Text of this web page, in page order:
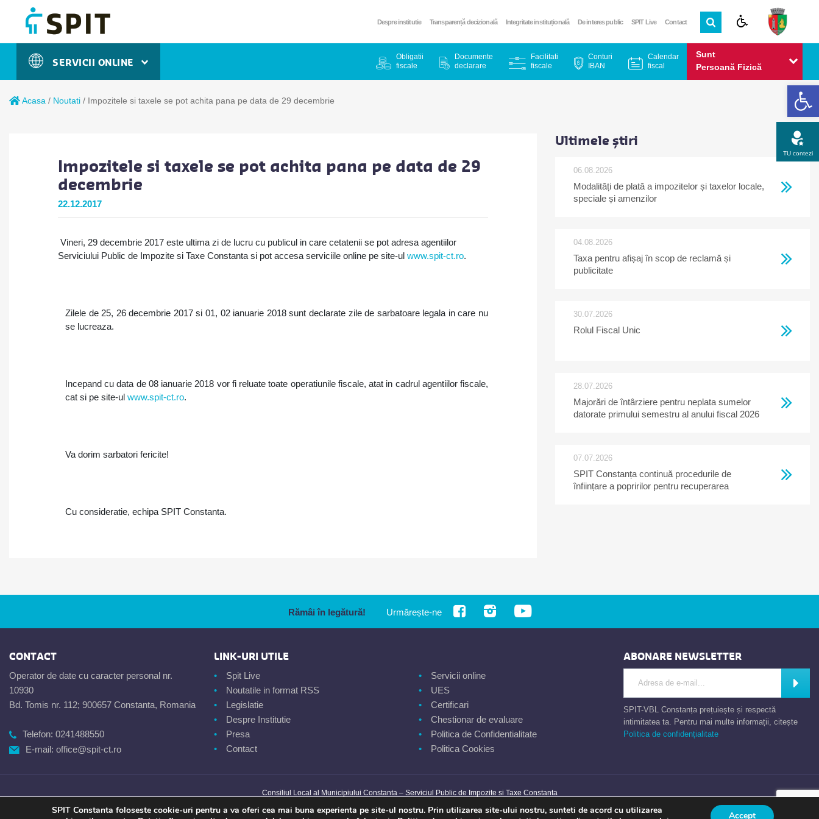
Despre institutie Transparență decizională Integritate instituțională De interes public SPIT Live Contact
SERVICII ONLINE
Sunt
Persoană Fizică
Obligatii
fiscale
Documente
declarare
Facilitati
fiscale
Conturi
IBAN
Calendar
fiscal
Acasa / Noutati / Impozitele si taxele se pot achita pana pe data de 29 decembrie
Impozitele si taxele se pot achita pana pe data de 29
decembrie
22.12.2017
Vineri, 29 decembrie 2017 este ultima zi de lucru cu publicul in care cetatenii se pot adresa agentiilor
Serviciului Public de Impozite si Taxe Constanta si pot accesa serviciile online pe site-ul www.spit-ct.ro.
Zilele de 25, 26 decembrie 2017 si01, 02 ianuarie 2018 sunt declarate zile de sarbatoare legala in care nu
se lucreaza.
Incepand cu data de 08 ianuarie 2018 vor fi reluate toate operatiunile fiscale, atat in cadrul agentiilor fiscale,
cat si pe site-ul www.spit-ct.ro.
Va dorim sarbatori fericite!
Cu consideratie, echipa SPIT Constanta.
Ultimele știri
06.08.2026
Modalități de plată a impozitelor și taxelor locale,
speciale și amenzilor
04.08.2026
Taxa pentru afișaj în scop de reclamă și
publicitate
30.07.2026
Rolul Fiscal Unic
28.07.2026
Majorări de întârziere pentru neplata sumelor
datorate primului semestru al anului fiscal 2026
07.07.2026
SPIT Constanța continuă procedurile de
înființare a popririlor pentru recuperarea
Rămâi în legătură! Urmărește-ne
CONTACT
Operator de date cu caracter personal nr.
10930
Bd. Tomis nr. 112; 900657 Constanta, Romania
Telefon: 0241488550
E-mail: office@spit-ct.ro
LINK-URI UTILE
Spit Live
Noutatile in format RSS
Legislatie
Despre Institutie
Presa
Contact
Servicii online
UES
Certificari
Chestionar de evaluare
Politica de Confidentialitate
Politica Cookies
ABONARE NEWSLETTER
SPIT-VBL Constanța prețuiește și respectă
intimitatea ta. Pentru mai multe informații, citește
Politica de confidențialitate
Consiliul Local al Municipiului Constanta – Serviciul Public de Impozite si Taxe Constanta
TU contezi
Opinia ta
Apel gratuit
Newsletter
Program
SPIT Constanta foloseste cookie-uri pentru a va oferi cea mai buna experienta pe site-ul nostru. Prin utilizarea site-ului nostru, sunteti de acord cu utilizarea
Accept